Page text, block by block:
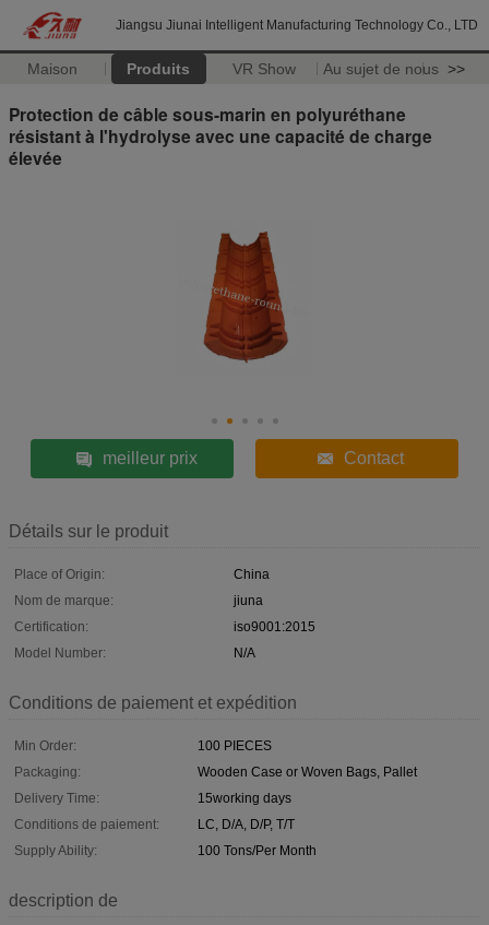
Jiangsu Jiunai Intelligent Manufacturing Technology Co., LTD
Maison Produits VR Show Au sujet de nous >>
Protection de câble sous-marin en polyuréthane
résistant à l'hydrolyse avec une capacité de charge
élevée
meilleur prix Contact
Détails sur le produit
Place of Origin:
China
Nom de marque:
jiuna
Certification:
iso9001:2015
Model Number:
N/A
Conditions de paiement et expédition
Min Order:
100 PIECES
Packaging:
Wooden Case or Woven Bags, Pallet
Delivery Time:
15working days
Conditions de paiement:
LC, D/A, D/P, T/T
Supply Ability:
100 Tons/Per Month
description de